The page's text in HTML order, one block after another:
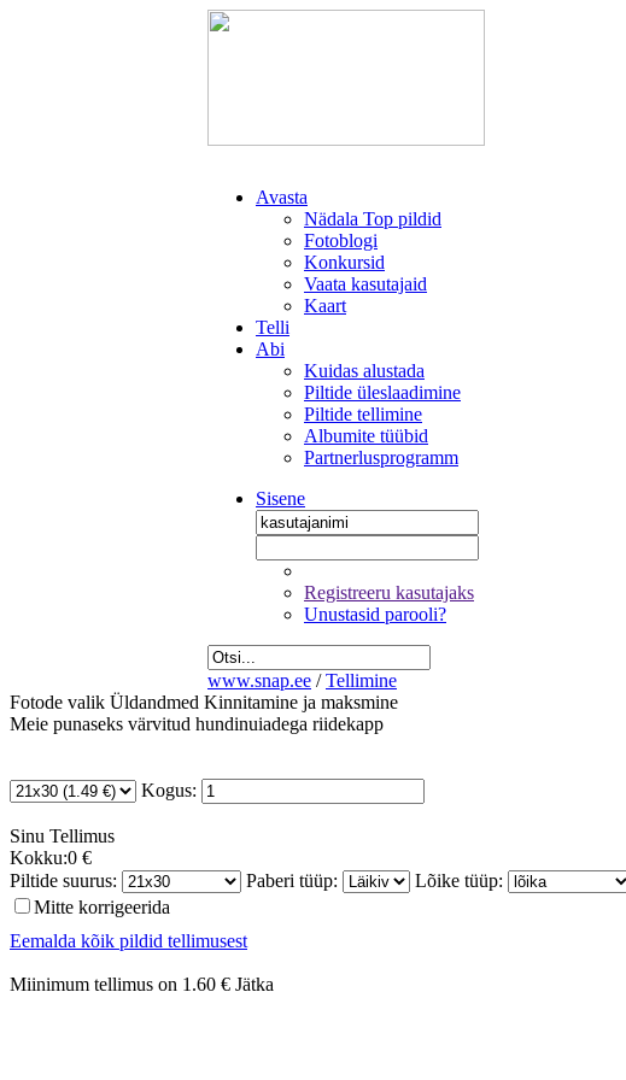
Avasta
Nädala Top pildid
Fotoblogi
Konkursid
Vaata kasutajaid
Kaart
Telli
Abi
Kuidas alustada
Piltide üleslaadimine
Piltide tellimine
Albumite tüübid
Partnerlusprogramm
Sisene
Registreeru kasutajaks
Unustasid parooli?
www.snap.ee / Tellimine
Fotode valik Üldandmed Kinnitamine ja maksmine
Meie punaseks värvitud hundinuiadega riidekapp
Kogus:
Sinu Tellimus
Kokku:0 €
Piltide suurus:
Paberi tüüp: Lõike tüüp:
Mitte korrigeerida
Eemalda kõik pildid tellimusest
Miinimum tellimus on 1.60 € Jätka